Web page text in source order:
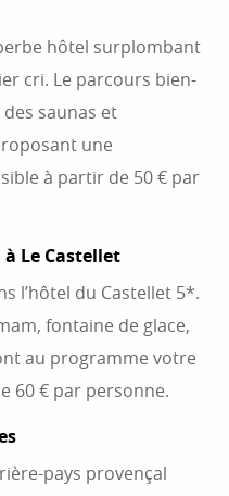
hôtel surplombant
cri. Le parcours bien-
saunas et
une
à partir de 50 € par
Le Castellet
l’hôtel du Castellet 5*.
fontaine de glace,
au programme votre
60 € par personne.
pays provençal